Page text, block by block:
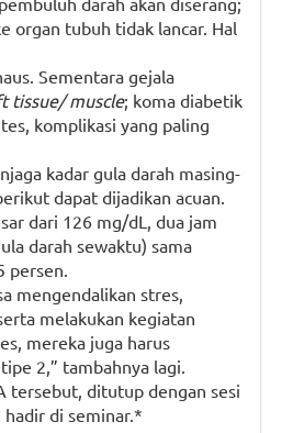
organ tubuh tidak lancar. Hal
Sementara gejala
tissue/ muscle; koma diabetik
komplikasi yang paling
kadar gula darah masing-
dapat dijadikan acuan.
dari 126 mg/dL, dua jam
darah sewaktu) sama
persen.
mengendalikan stres,
melakukan kegiatan
mereka juga harus
2,” tambahnya lagi.
tersebut, ditutup dengan sesi
di seminar.*